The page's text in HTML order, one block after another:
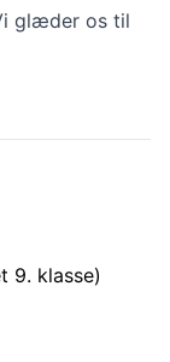
glæder os til
9. klasse)